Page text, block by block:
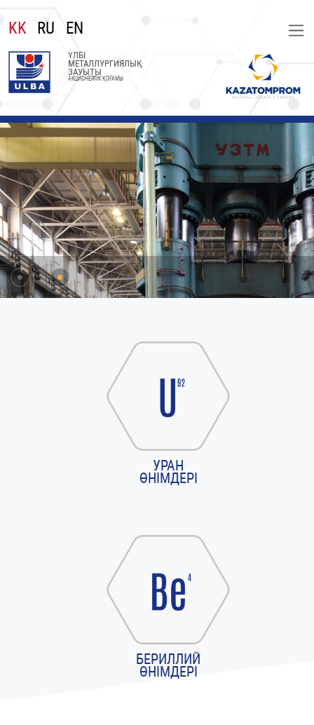
KK RU EN
ҮЛБІ
МЕТАЛЛУРГИЯЛЫҚ
ЗАУЫТЫ
АКЦИОНЕРЛІК ҚОҒАМЫ
УРАН
ӨНІМДЕРІ
БЕРИЛЛИЙ
ӨНІМДЕРІ